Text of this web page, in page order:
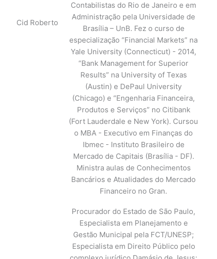
Cid Roberto
Contabilistas do Rio de Janeiro e em
Administração pela Universidade de
Brasília – UnB. Fez o curso de
especialização “Financial Markets” na
Yale University (Connecticut) - 2014,
“Bank Management for Superior
Results” na University of Texas
(Austin) e DePaul University
(Chicago) e “Engenharia Financeira,
Produtos e Serviços” no Citibank
(Fort Lauderdale e New York). Cursou
o MBA - Executivo em Finanças do
Ibmec - Instituto Brasileiro de
Mercado de Capitais (Brasília - DF).
Ministra aulas de Conhecimentos
Bancários e Atualidades do Mercado
Financeiro no Gran.
Procurador do Estado de São Paulo,
Especialista em Planejamento e
Gestão Municipal pela FCT/UNESP;
Especialista em Direito Público pelo